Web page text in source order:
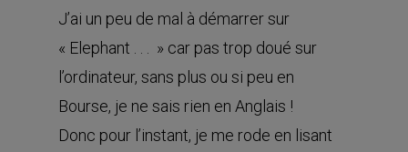
J’ai un peu de mal à démarrer sur
« Elephant . . . » car pas trop doué sur
l’ordinateur, sans plus ou si peu en
Bourse, je ne sais rien en Anglais !
Donc pour l’instant, je me rode en lisant